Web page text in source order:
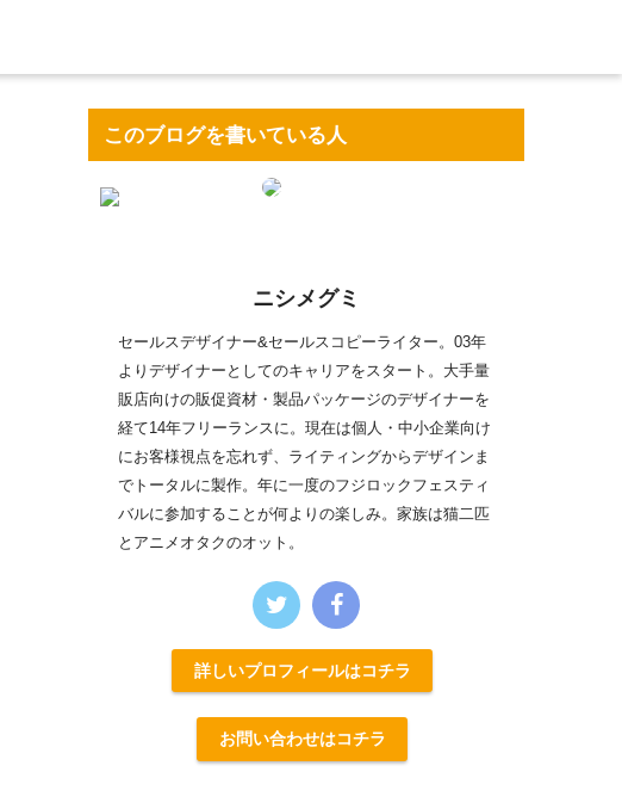
このブログを書いている人
ニシメグミ
セールスデザイナー&セールスコピーライター。03年
よりデザイナーとしてのキャリアをスタート。大手量
販店向けの販促資材・製品パッケージのデザイナーを
経て14年フリーランスに。現在は個人・中小企業向け
にお客様視点を忘れず、ライティングからデザインま
でトータルに製作。年に一度のフジロックフェスティ
バルに参加することが何よりの楽しみ。家族は猫二匹
とアニメオタクのオット。
詳しいプロフィールはコチラ
お問い合わせはコチラ